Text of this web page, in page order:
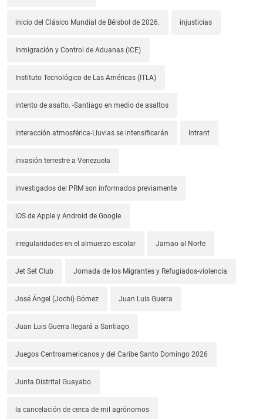
inicio del Clásico Mundial de Béisbol de 2026. injusticias
Inmigración y Control de Aduanas (ICE)
Instituto Tecnológico de Las Américas (ITLA)
intento de asalto. -Santiago en medio de asaltos
interacción atmosférica-Lluvias se intensificarán Intrant
invasión terrestre a Venezuela
investigados del PRM son informados previamente
iOS de Apple y Android de Google
irregularidades en el almuerzo escolar Jamao al Norte
Jet Set Club Jornada de los Migrantes y Refugiados-violencia
José Ángel (Jochi) Gómez Juan Luis Guerra
Juan Luis Guerra llegará a Santiago
Juegos Centroamericanos y del Caribe Santo Domingo 2026
Junta Distrital Guayabo
la cancelación de cerca de mil agrónomos